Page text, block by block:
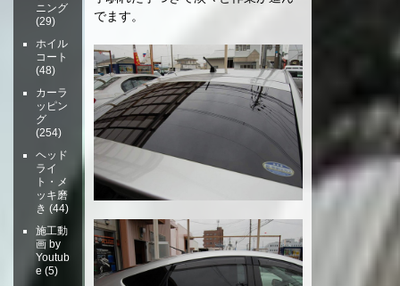
でます。
ニング
(29)
ホイル
コート
(48)
カーラ
ッピン
グ
(254)
ヘッド
ライ
ト・メ
ッキ磨
き (44)
施工動
画 by
Youtub
e (5)